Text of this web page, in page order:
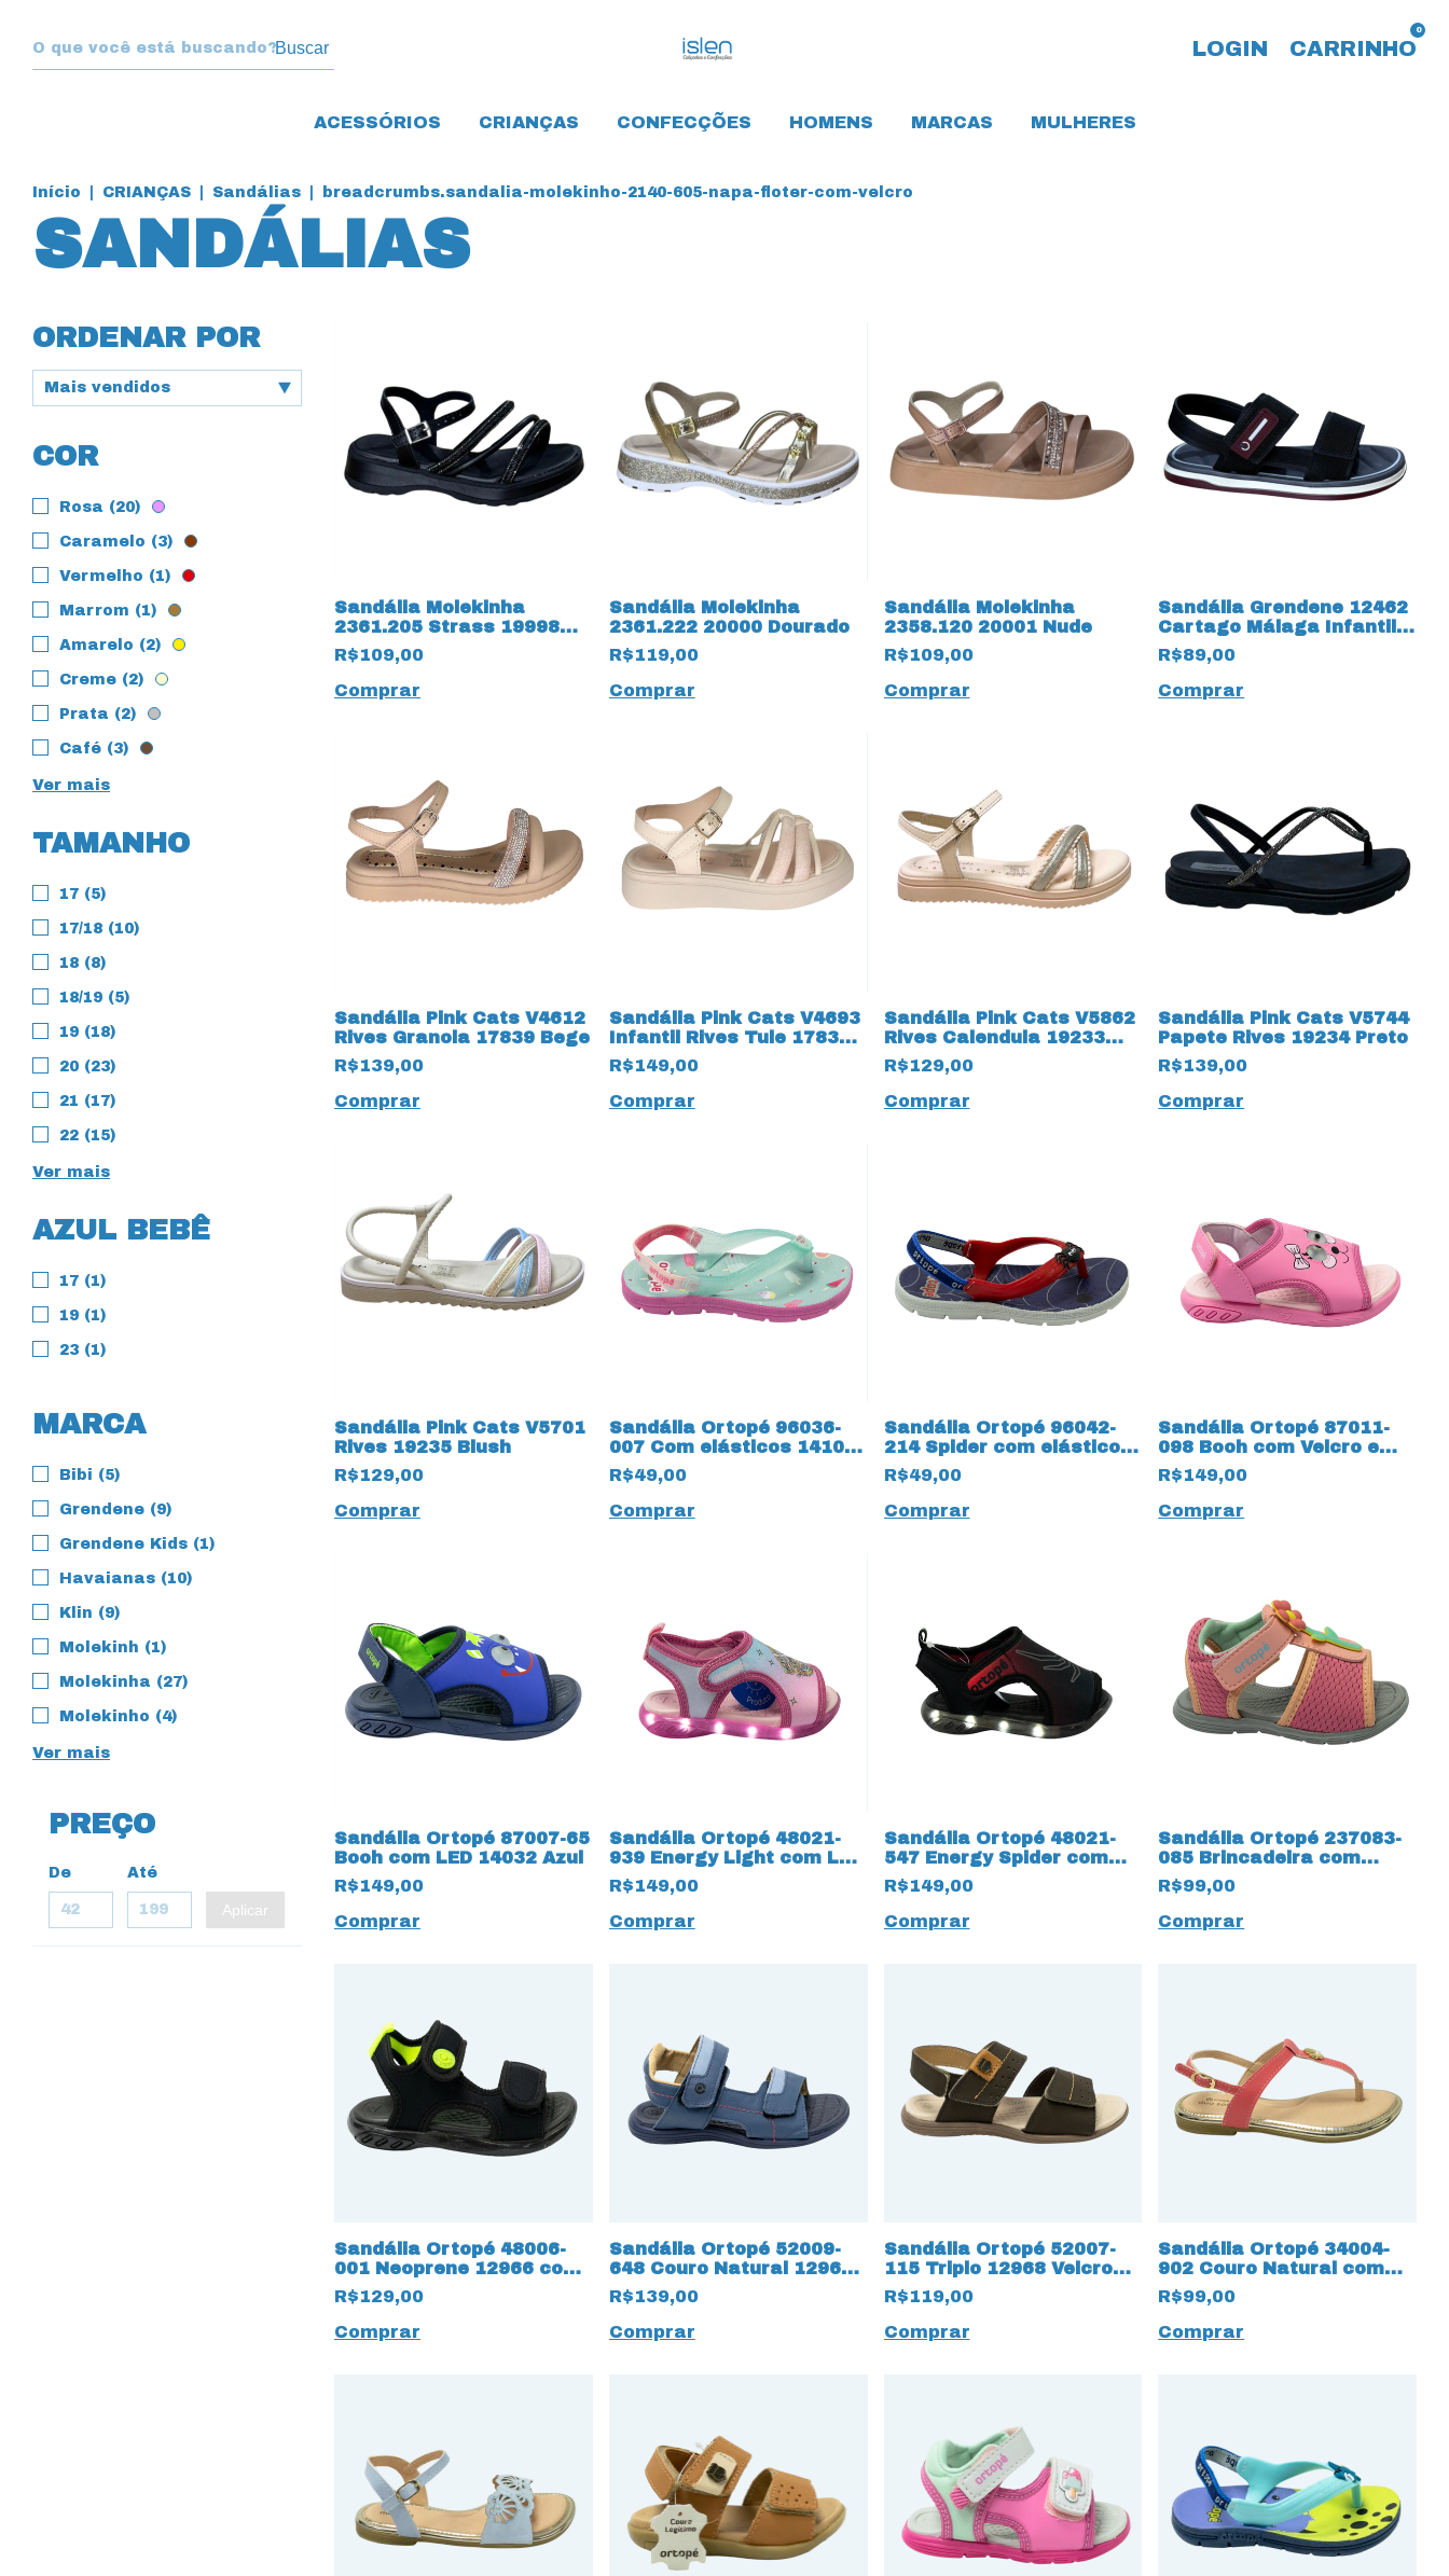
Buscar LOGIN CARRINHO
0
ACESSÓRIOS CRIANÇAS CONFECÇÕES HOMENS MARCAS MULHERES
Início CRIANÇAS Sandálias breadcrumbs.sandalia-molekinho-2140-605-napa-floter-com-velcro
SANDÁLIAS
ORDENAR POR
COR
Rosa (20)
Caramelo (3)
Vermelho (1)
Marrom (1)
Amarelo (2)
Creme (2)
Prata (2)
Café (3)
Ver mais
TAMANHO
17 (5)
17/18 (10)
18 (8)
18/19 (5)
19 (18)
20 (23)
21 (17)
22 (15)
Ver mais
AZUL BEBÊ
17 (1)
19 (1)
23 (1)
MARCA
Bibi (5)
Grendene (9)
Grendene Kids (1)
Havaianas (10)
Klin (9)
Molekinh (1)
Molekinha (27)
Molekinho (4)
Ver mais
PREÇO
De Até
Aplicar
Sandália Molekinha
2361.205 Strass 19998
Preto
R$109,00
Comprar
Sandália Molekinha
2361.222 20000 Dourado
R$119,00
Comprar
Sandália Molekinha
2358.120 20001 Nude
R$109,00
Comprar
Sandália Grendene 12462
Cartago Málaga Infantil
19924 Preto
R$89,00
Comprar
Sandália Pink Cats V4612
Rives Granola 17839 Bege
R$139,00
Comprar
Sandália Pink Cats V4693
Infantil Rives Tule 17838
Bege
R$149,00
Comprar
Sandália Pink Cats V5862
Rives Calendula 19233
Champanhe
R$129,00
Comprar
Sandália Pink Cats V5744
Papete Rives 19234 Preto
R$139,00
Comprar
Sandália Pink Cats V5701
Rives 19235 Blush
R$129,00
Comprar
Sandália Ortopé 96036-
007 Com elásticos 14107
Azul Bebê
R$49,00
Comprar
Sandália Ortopé 96042-
214 Spider com elásticos
14106 Marinho/Vermelho
R$49,00
Comprar
Sandália Ortopé 87011-
098 Booh com Velcro e
LED 14033 Rosa
R$149,00
Comprar
Sandália Ortopé 87007-65
Booh com LED 14032 Azul
R$149,00
Comprar
Sandália Ortopé 48021-
939 Energy Light com LED
14036 Rosa
R$149,00
Comprar
Sandália Ortopé 48021-
547 Energy Spider com
LED 14031
R$149,00
Comprar
Sandália Ortopé 237083-
085 Brincadeira com
Velcro 14030 Rosa
R$99,00
Comprar
Sandália Ortopé 48006-
001 Neoprene 12966 com
Duplo Velcro e LED
R$129,00
Comprar
Sandália Ortopé 52009-
648 Couro Natural 12969
com Duplo Velcro
R$139,00
Comprar
Sandália Ortopé 52007-
115 Triplo 12968 Velcro
para ajustes
R$119,00
Comprar
Sandália Ortopé 34004-
902 Couro Natural com
palmilha 12959 Duo Soft
R$99,00
Comprar